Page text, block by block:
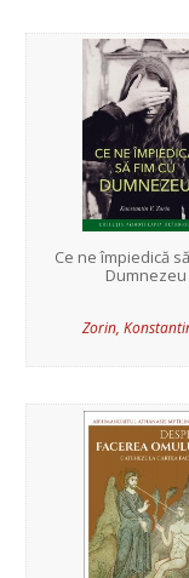
Ce ne împiedică
Dumnezeu
Zorin,